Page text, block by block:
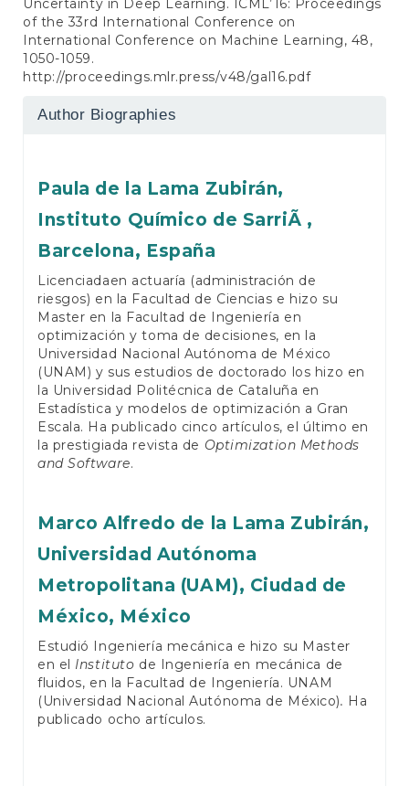
Uncertainty in Deep Learning. ICML’16: Proceedings
of the 33rd International Conference on
International Conference on Machine Learning, 48,
1050-1059.
http://proceedings.mlr.press/v48/gal16.pdf
Author Biographies
Paula de la Lama Zubirán,
Instituto Químico de SarriÃ ,
Barcelona, España
Licenciadaen actuaría (administración de
riesgos) en la Facultad de Ciencias e hizo su
Master en la Facultad de Ingeniería en
optimización y toma de decisiones, en la
Universidad Nacional Autónoma de México
(UNAM) y sus estudios de doctorado los hizo en
la Universidad Politécnica de Cataluña en
Estadística y modelos de optimización a Gran
Escala. Ha publicado cinco artículos, el último en
la prestigiada revista de Optimization Methods
and Software.
Marco Alfredo de la Lama Zubirán,
Universidad Autónoma
Metropolitana (UAM), Ciudad de
México, México
Estudió Ingeniería mecánica e hizo su Master
en el Instituto de Ingeniería en mecánica de
fluidos, en la Facultad de Ingeniería. UNAM
(Universidad Nacional Autónoma de México). Ha
publicado ocho artículos.